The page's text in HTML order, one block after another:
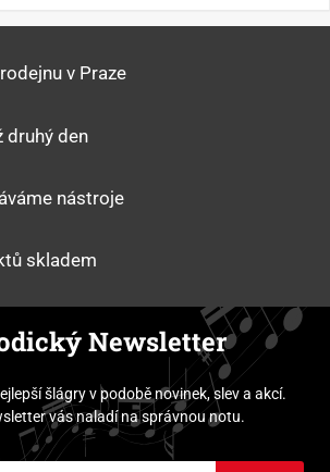
v Praze
druhý den
nástroje
skladem
Newsletter
šlágry v podobě novinek, slev a akcí.
vás naladí na správnou notu.